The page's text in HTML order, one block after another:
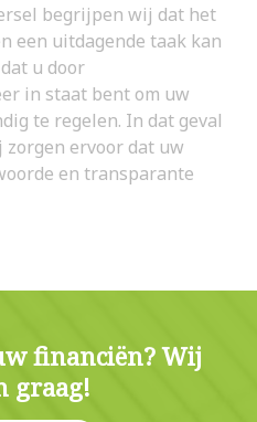
begrijpen wij dat het
een uitdagende taak kan
u door
in staat bent om uw
te regelen. In dat geval
ervoor dat uw
en transparante
financiën? Wij
graag!